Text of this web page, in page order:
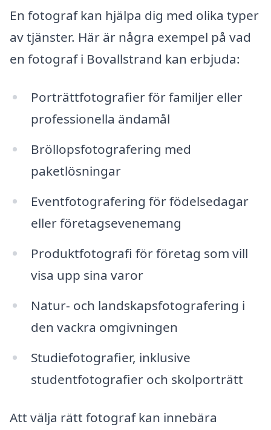
En fotograf kan hjälpa dig med olika typer
av tjänster. Här är några exempel på vad
en fotograf i Bovallstrand kan erbjuda:
Porträttfotografier för familjer eller
professionella ändamål
Bröllopsfotografering med
paketlösningar
Eventfotografering för födelsedagar
eller företagsevenemang
Produktfotografi för företag som vill
visa upp sina varor
Natur- och landskapsfotografering i
den vackra omgivningen
Studiefotografier, inklusive
studentfotografier och skolporträtt
Att välja rätt fotograf kan innebära